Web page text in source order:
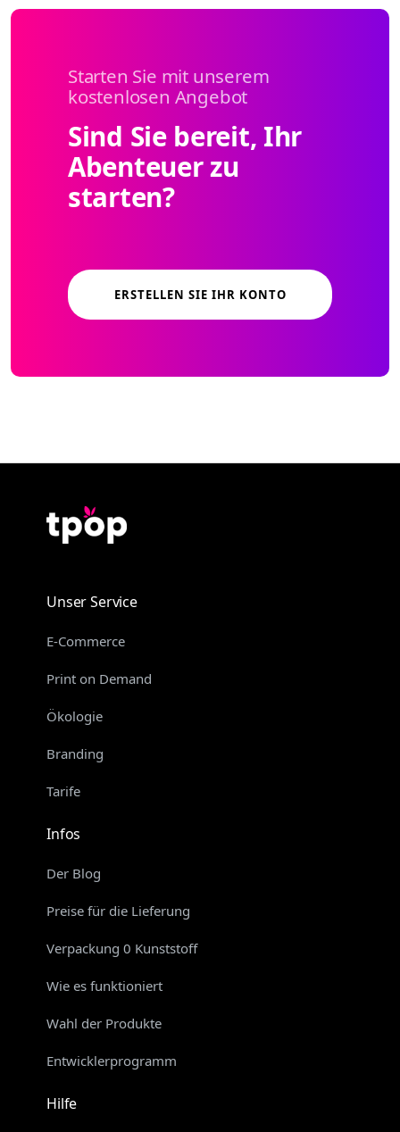
Starten Sie mit unserem
kostenlosen Angebot
Sind Sie bereit, Ihr
Abenteuer zu
starten?
ERSTELLEN SIE IHR KONTO
Unser Service
E-Commerce
Print on Demand
Ökologie
Branding
Tarife
Infos
Der Blog
Preise für die Lieferung
Verpackung 0 Kunststoff
Wie es funktioniert
Wahl der Produkte
Entwicklerprogramm
Hilfe